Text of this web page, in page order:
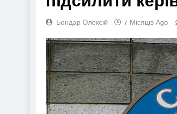
Бондар Олексій 7 Місяців Ago